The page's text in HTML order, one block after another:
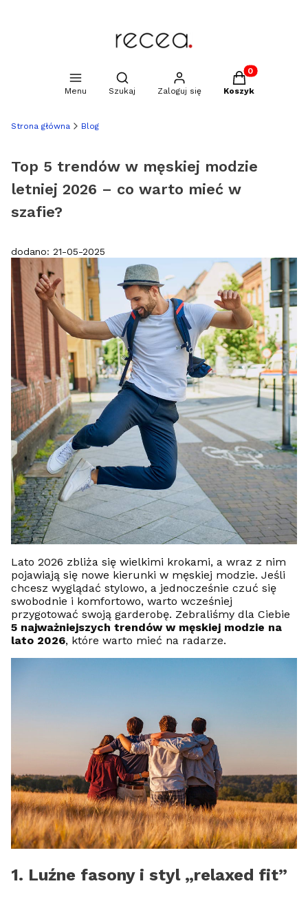
Menu
Otwórz wyszukiwarkę
Szukaj Zaloguj się
Produkty w
Koszyk
Strona główna Blog
Top 5 trendów w męskiej modzie
letniej 2026 – co warto mieć w
szafie?
dodano: 21-05-2025
Lato 2026 zbliża się wielkimi krokami, a wraz z nim
pojawiają się nowe kierunki w męskiej modzie. Jeśli
chcesz wyglądać stylowo, a jednocześnie czuć się
swobodnie i komfortowo, warto wcześniej
przygotować swoją garderobę. Zebraliśmy dla Ciebie
5 najważniejszych trendów w męskiej modzie na
lato 2026, które warto mieć na radarze.
1. Luźne fasony i styl „relaxed fit”